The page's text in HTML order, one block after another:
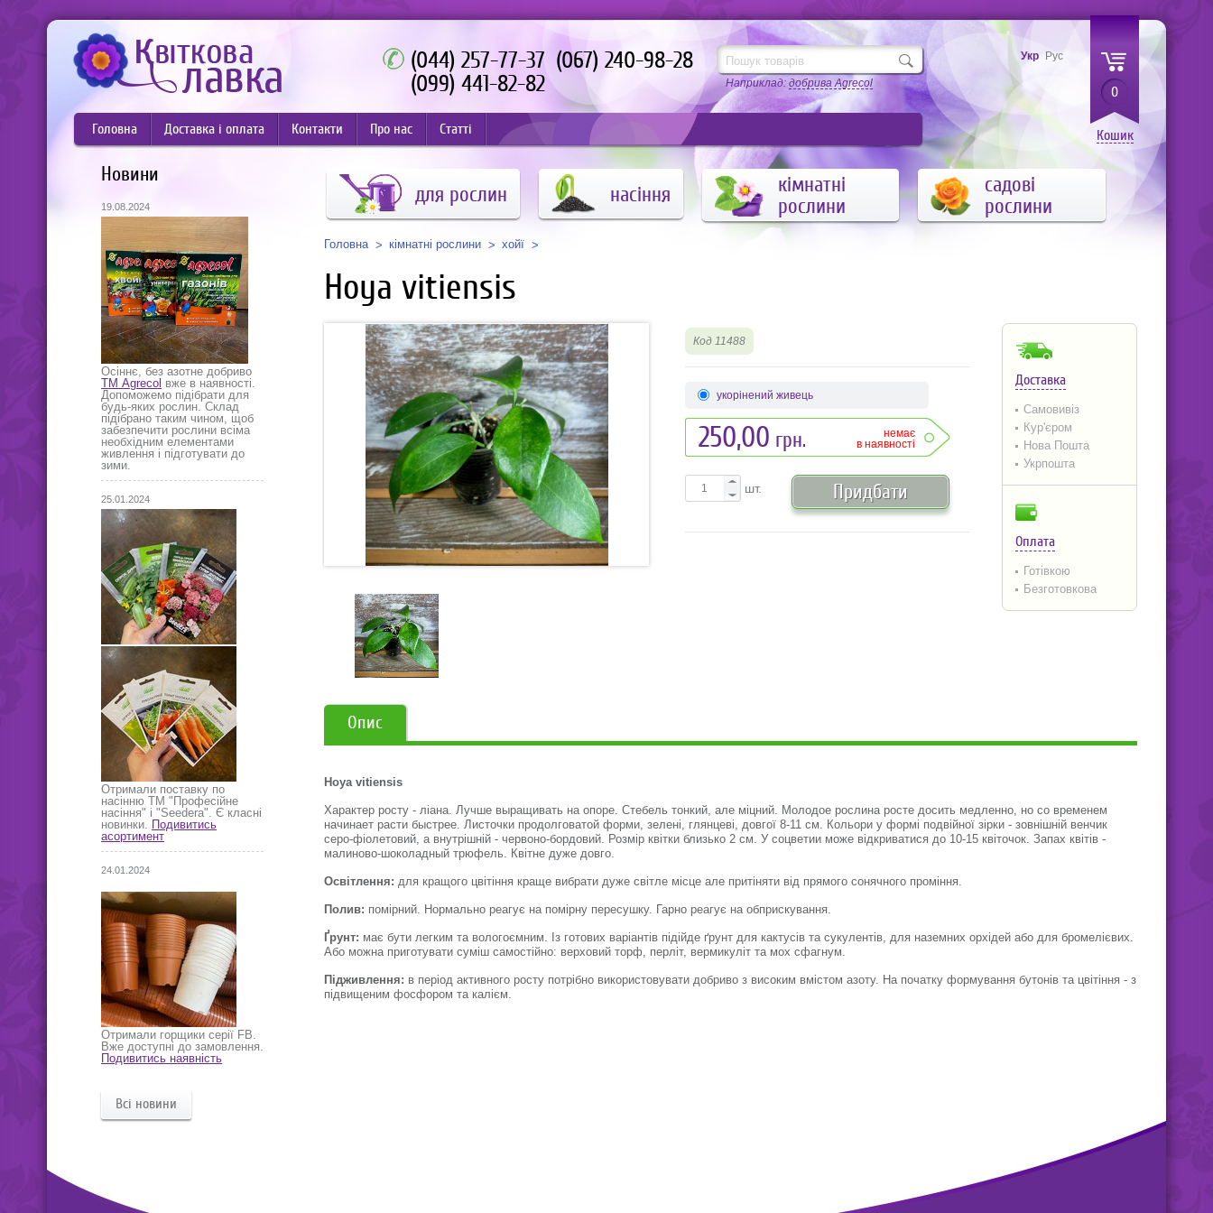
(044) 257-77-37 (067) 240-98-28
(099) 441-82-82
Наприклад: добрива Agrecol
0
Кошик
Укр Рус
Головна Доставка і оплата Контакти Про нас Статті
Новини
19.08.2024
Осіннє, без азотне добриво
ТМ Agrecol вже в наявності.
Допоможемо підібрати для
будь-яких рослин. Склад
підібрано таким чином, щоб
забезпечити рослини всіма
необхідним елементами
живлення і підготувати до
зими.
25.01.2024
Отримали поставку по
насінню ТМ "Професійне
насіння" і "Seedera". Є класні
новинки. Подивитись
асортимент
24.01.2024
Отримали горщики серії FB.
Вже доступні до замовлення.
Подивитись наявність
Всі новини
для рослин насіння
кімнатні
рослини
садові
рослини
Головна кімнатні рослини хойї
Hoya vitiensis
Доставка
Самовивіз
Кур'єром
Нова Пошта
Укрпошта
Оплата
Готівкою
Безготовкова
Код 11488
укорінений живець
250,00 грн.
немає
в наявності
шт. Придбати
Опис
Hoya vitiensis
Характер росту - ліана. Лучше выращивать на опоре. Стебель тонкий, але міцний. Молодое рослина росте досить медленно, но со временем
начинает расти быстрее. Листочки продолговатой форми, зелені, глянцеві, довгої 8-11 см. Кольори у формі подвійної зірки - зовнішній венчик
серо-фіолетовий, а внутрішній - червоно-бордовий. Розмір квітки близько 2 см. У соцветии може відкриватися до 10-15 квіточок. Запах квітів -
малиново-шоколадный трюфель. Квітне дуже довго.
Освітлення: для кращого цвітіння краще вибрати дуже світле місце але притіняти від прямого сонячного проміння.
Полив: помірний. Нормально реагує на помірну пересушку. Гарно реагує на обприскування.
Ґрунт: має бути легким та вологоємним. Із готових варіантів підійде ґрунт для кактусів та сукулентів, для наземних орхідей або для бромелієвих.
Або можна приготувати суміш самостійно: верховий торф, перліт, вермикуліт та мох сфагнум.
Підживлення: в період активного росту потрібно використовувати добриво з високим вмістом азоту. На початку формування бутонів та цвітіння - з
підвищеним фосфором та калієм.